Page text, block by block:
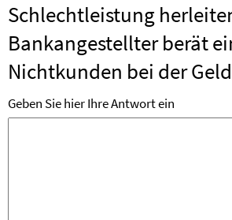
Schlechtleistung
Bankangestellter berät
Nichtkunden bei der
Geben Sie hier Ihre Antwort ein